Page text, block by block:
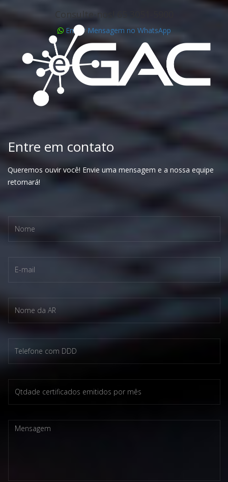
Consulte-nos! 65 3051-5900
Enviar Mensagem no WhatsApp
Entre em contato
Queremos ouvir você! Envie uma mensagem e a nossa equipe
retornará!